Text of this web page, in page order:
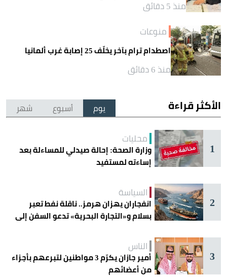
منذ 5 دقائق
منوعات
اصطدام ترام بآخر يخلّف 25 إصابة غرب ألمانيا
منذ 6 دقائق
الأكثر قراءة يوم أسبوع شهر
1
محليات
وزارة الصحة: إحالة صيدلي للمساءلة بعد
إساءته لمستفيد
2
السياسة
انفجاران يهزان هرمز.. ناقلة نفط تعبر
بسلام و«التجارة البحرية» تدعو السفن إلى
3
الناس
أمير جازان يكرّم 3 مواطنين لتبرعهم بأجزاء
من أعضائهم